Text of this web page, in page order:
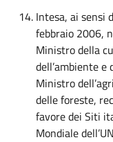
Intesa, ai sensi
febbraio 2006,
Ministro della
dell’ambiente e
Ministro
delle foreste,
favore dei Siti
Mondiale